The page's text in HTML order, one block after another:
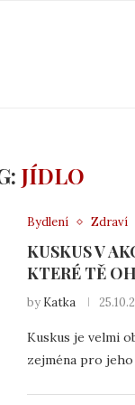
JÍDLO
Bydlení Zdraví
KUSKUS V
KTERÉ TĚ
by Katka
Kuskus je velmi
zejména pro